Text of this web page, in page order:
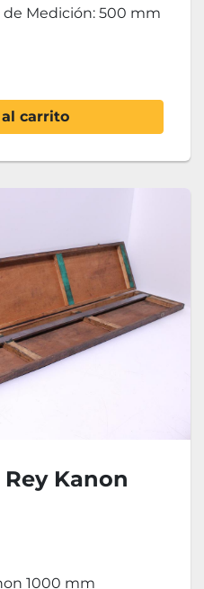
de Medición: 500 mm
carrito
Kanon
1000 mm